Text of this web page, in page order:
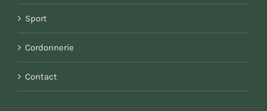
Sport
Cordonnerie
Contact